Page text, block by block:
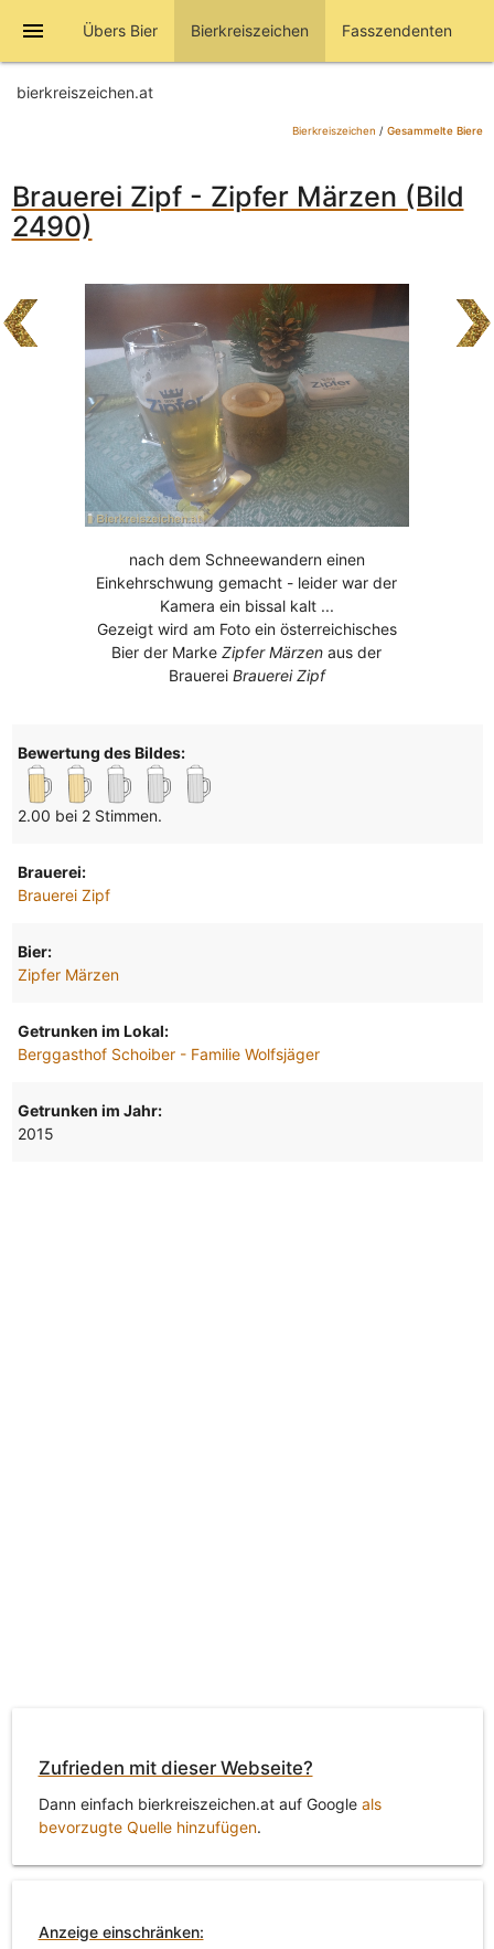
menu Übers Bier Bierkreiszeichen Fasszendenten
bierkreiszeichen.at
Bierkreiszeichen / Gesammelte Biere
Brauerei Zipf - Zipfer Märzen (Bild
2490)
nach dem Schneewandern einen
Einkehrschwung gemacht - leider war der
Kamera ein bissal kalt ...
Gezeigt wird am Foto ein österreichisches
Bier der MarkeZipfer Märzen aus der
Brauerei Brauerei Zipf
Bewertung des Bildes:
2.00 bei 2 Stimmen.
Brauerei:
Brauerei Zipf
Bier:
Zipfer Märzen
Getrunken im Lokal:
Berggasthof Schoiber - Familie Wolfsjäger
Getrunken im Jahr:
2015
Zufrieden mit dieser Webseite?
Dann einfach bierkreiszeichen.at auf Google als
bevorzugte Quelle hinzufügen.
Anzeige einschränken: